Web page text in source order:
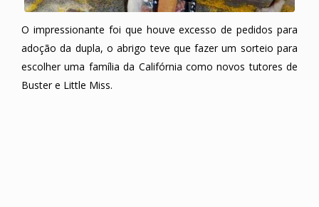
O impressionante foi que houve excesso de pedidos para
adoção da dupla, o abrigo teve que fazer um sorteio para
escolher uma família da Califórnia como novos tutores de
Buster e Little Miss.